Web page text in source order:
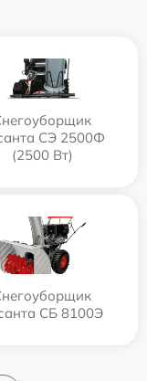
СЭ 2500Ф
(2500 Вт)
СБ 8100Э